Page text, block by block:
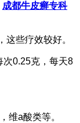
成都牛皮癣专科
些疗效较好。
次0.25克，每天8
维a酸类等。